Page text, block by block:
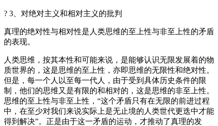
? 3、对绝对主义和相对主义的批判
真理的绝对性与相对性是人类思维的至上性与非至上性的矛盾
的表现。
人类思维，按其本性和可能来说，是能够认识无限发展着的物
质世界的，这是思维的至上性，亦即思维的无限性和绝对性。
但是，每一个人以至每一代人，由于受到具体历史条件的限
制，他们的思维又是有限的和相对的，这是思维的非至上性。
思维的至上性与非至上性，“这个矛盾只有在无限的前进过程
中，在至少对我们来说实际上是无止境的人类世代更迭中才能
得到解决”。正是由于这一矛盾的运动，才推动了真理的发